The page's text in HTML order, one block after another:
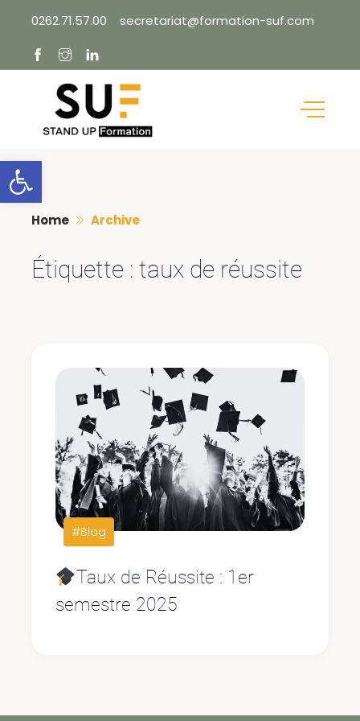
Ouvrir la barre d’outils
content
0262.71.57.00 secretariat@formation-suf.com
Home Archive
Étiquette : taux de réussite
#Blog
Taux de Réussite : 1er
semestre 2025